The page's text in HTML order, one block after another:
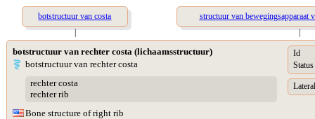
botstructuur van costa
structuur van bewegingsapparaat
|
|
botstructuur van rechter costa (lichaamsstructuur)
botstructuur van rechter costa
rechter costa
rechter rib
Bone structure of right rib
Id
Status